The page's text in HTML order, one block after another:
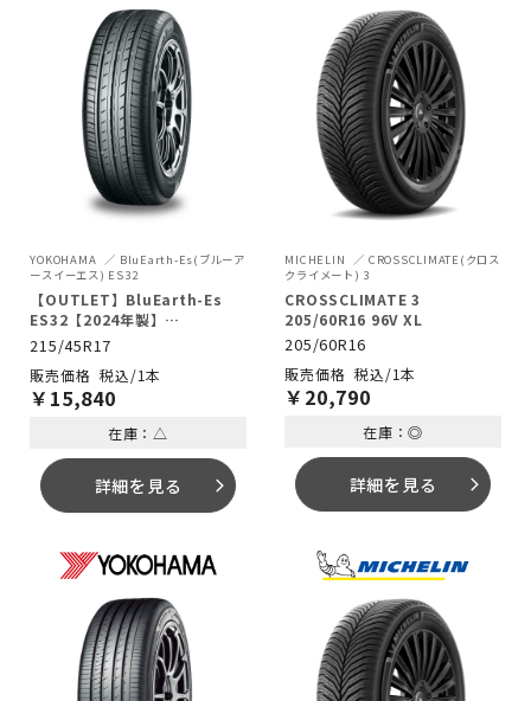
YOKOHAMA
BluEarth-Es(ブルーア
ースイーエス) ES32
【OUTLET】BluEarth-Es
ES32【2024年製】
215/45R17 91V XL
215/45R17
税込/1本
￥ 15,840
在庫：△
詳細を見る arrow_forward_ios
MICHELIN
CROSSCLIMATE(クロス
クライメート) 3
CROSSCLIMATE 3
205/60R16 96V XL
205/60R16
税込/1本
￥ 20,790
在庫：◎
詳細を見る arrow_forward_ios